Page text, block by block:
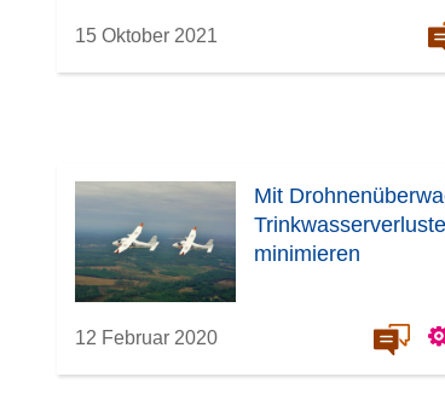
15 Oktober 2021
Mit
Trinkwasserverluste
minimieren
12 Februar 2020